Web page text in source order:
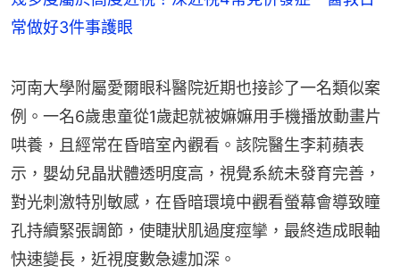
常做好3件事護眼
河南大學附屬愛爾眼科醫院近期也接診了一名類似案
例。一名6歲患童從1歲起就被嫲嫲用手機播放動畫片
哄養，且經常在昏暗室內觀看。該院醫生李莉蘋表
示，嬰幼兒晶狀體透明度高，視覺系統未發育完善，
對光刺激特別敏感，在昏暗環境中觀看螢幕會導致瞳
孔持續緊張調節，使睫狀肌過度痙攣，最終造成眼軸
快速變長，近視度數急遽加深。